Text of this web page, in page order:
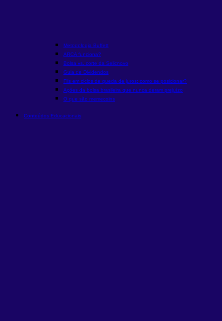
Metodologia Buffett
ARCA funciona?
Bolsa vs. corte da Selicnovo
Guia de Dividendos
Fiis em ciclos de queda de juros: como se posicionar?
Ações da bolsa brasileira que nunca deram prejuízo
O que são memecoins
Conteúdos Educacionais